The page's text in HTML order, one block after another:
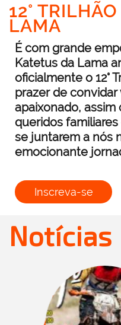
12°
LAMA
É com grande
Katetus da Lama
oficialmente o 12°
prazer de
apaixonado, assim
queridos
se juntarem a nós
emocionante
Inscreva-se
Notícias